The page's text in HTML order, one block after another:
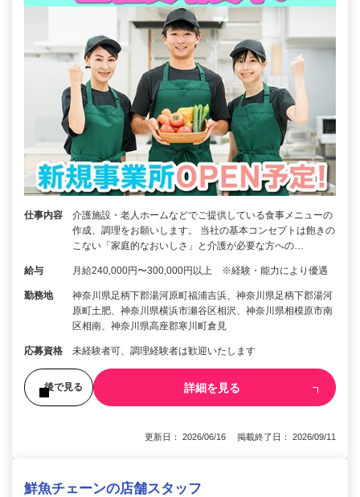
仕事内容
介護施設・老人ホームなどでご提供している食事メニューの
作成、調理をお願いします。 当社の基本コンセプトは飽きの
こない「家庭的なおいしさ」と介護が必要な方への…
給与 月給240,000円〜300,000円以上 ※経験・能力により優遇
勤務地
神奈川県足柄下郡湯河原町福浦吉浜、神奈川県足柄下郡湯河
原町土肥、神奈川県横浜市瀬谷区相沢、神奈川県相模原市南
区相南、神奈川県高座郡寒川町倉見
応募資格 未経験者可、調理経験者は歓迎いたします
後で見る 詳細を見る
更新日： 2026/06/16 掲載終了日： 2026/09/11
鮮魚チェーンの店舗スタッフ